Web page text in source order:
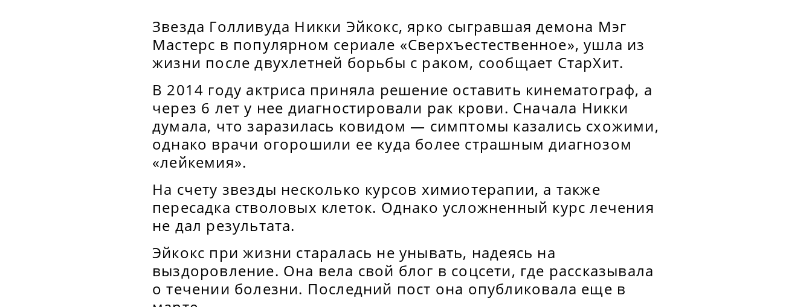
Звезда Голливуда Никки Эйкокс, ярко сыгравшая демона Мэг
Мастерс в популярном сериале «Сверхъестественное», ушла из
жизни после двухлетней борьбы с раком, сообщает СтарХит.
В 2014 году актриса приняла решение оставить кинематограф, а
через 6 лет у нее диагностировали рак крови. Сначала Никки
думала, что заразилась ковидом — симптомы казались схожими,
однако врачи огорошили ее куда более страшным диагнозом
«лейкемия».
На счету звезды несколько курсов химиотерапии, а также
пересадка стволовых клеток. Однако усложненный курс лечения
не дал результата.
Эйкокс при жизни старалась не унывать, надеясь на
выздоровление. Она вела свой блог в соцсети, где рассказывала
о течении болезни. Последний пост она опубликовала еще в